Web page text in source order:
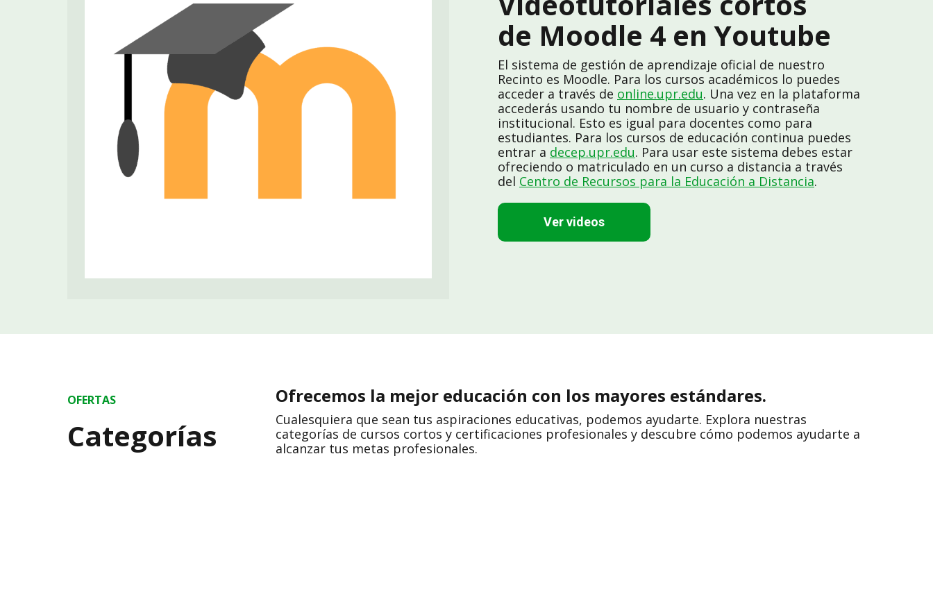
de Moodle 4 en Youtube
El sistema de gestión de aprendizaje oficial de nuestro
Recinto es Moodle. Para los cursos académicos lo puedes
acceder a través de online.upr.edu. Una vez en la plataforma
accederás usando tu nombre de usuario y contraseña
institucional. Esto es igual para docentes como para
estudiantes. Para los cursos de educación continua puedes
entrar a decep.upr.edu. Para usar este sistema debes estar
ofreciendo o matriculado en un curso a distancia a través
del Centro de Recursos para la Educación a Distancia.
Ver videos
OFERTAS
Categorías
Ofrecemos la mejor educación con los mayores estándares.
Cualesquiera que sean tus aspiraciones educativas, podemos ayudarte. Explora nuestras
categorías de cursos cortos y certificaciones profesionales y descubre cómo podemos ayudarte a
alcanzar tus metas profesionales.